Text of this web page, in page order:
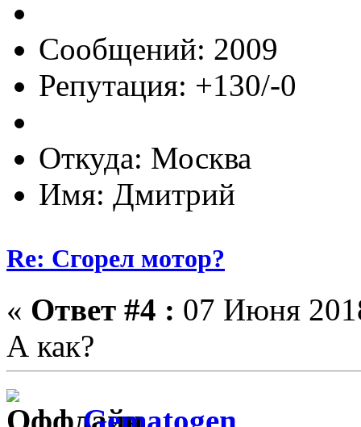
Сообщений: 2009
Репутация: +130/-0
Откуда: Москва
Имя: Дмитрий
Re: Сгорел мотор?
« Ответ #4 : 07 Июня
А как?